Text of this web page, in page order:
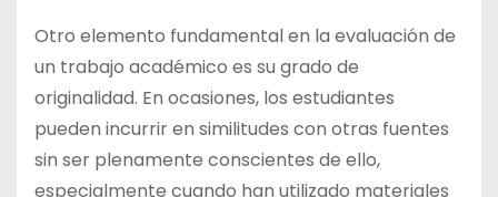
Otro elemento fundamental en la evaluación de
un trabajo académico es su grado de
originalidad. En ocasiones, los estudiantes
pueden incurrir en similitudes con otras fuentes
sin ser plenamente conscientes de ello,
especialmente cuando han utilizado materiales